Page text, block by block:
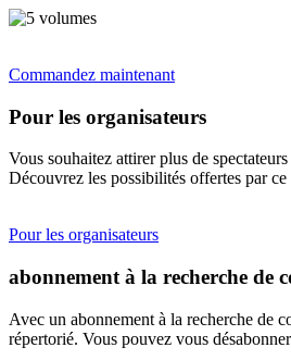
Commandez maintenant
Pour les organisateurs
Vous souhaitez attirer plus de
Découvrez les possibilités offertes par
Pour les organisateurs
abonnement à la recherche de
Avec un abonnement à la recherche de
répertorié. Vous pouvez vous